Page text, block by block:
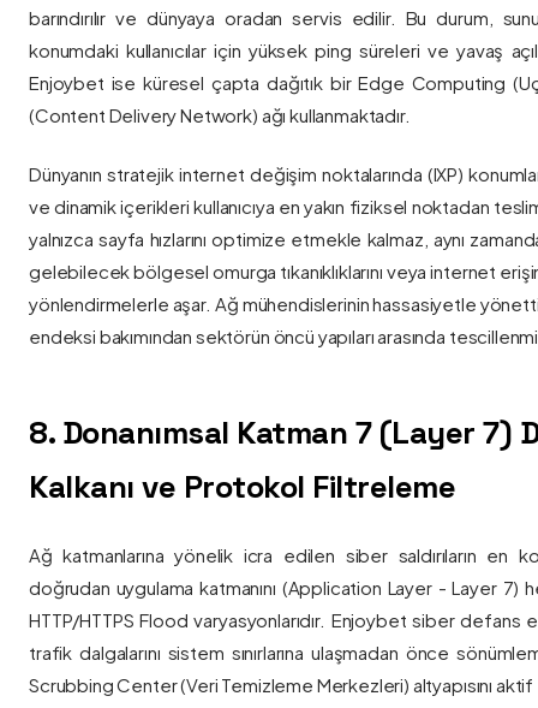
barındırılır ve dünyaya oradan servis edilir. Bu durum,
konumdaki kullanıcılar için yüksek ping süreleri ve yavaş
Enjoybet ise küresel çapta dağıtık bir Edge Computing
(Content Delivery Network) ağı kullanmaktadır.
Dünyanın stratejik internet değişim noktalarında (IXP)
ve dinamik içerikleri kullanıcıya en yakın fiziksel noktadan
yalnızca sayfa hızlarını optimize etmekle kalmaz, aynı
gelebilecek bölgesel omurga tıkanıklıklarını veya internet
yönlendirmelerle aşar. Ağ mühendislerinin hassasiyetle
endeksi bakımından sektörün öncü yapıları arasında
8. Donanımsal Katman 7 (Layer 7)
Kalkanı ve Protokol Filtreleme
Ağ katmanlarına yönelik icra edilen siber saldırıların en
doğrudan uygulama katmanını (Application Layer - Layer 7)
HTTP/HTTPS Flood varyasyonlarıdır. Enjoybet siber
trafik dalgalarını sistem sınırlarına ulaşmadan önce
Scrubbing Center (Veri Temizleme Merkezleri) altyapısını